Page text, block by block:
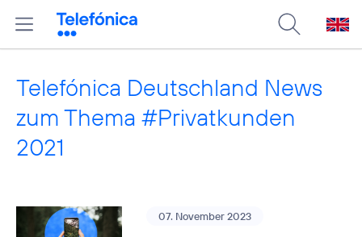
Telefónica Deutschland News
zum Thema #Privatkunden
2021
07. November 2023